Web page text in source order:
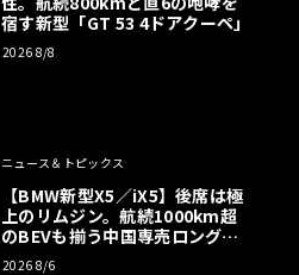
宿す新型「GT 53 4ドアクーペ」
2026 8/8
ニュース＆トピックス
【BMW新型X5／iX5】後席は極
上のリムジン。航続1000km超
のBEVも揃う中国専売ロング仕
様の全貌
2026 8/6